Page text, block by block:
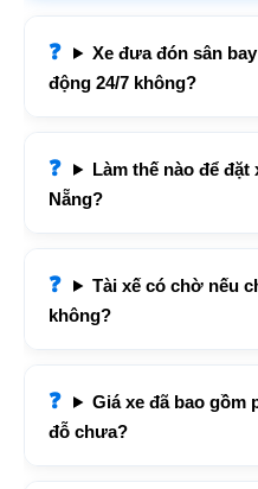
Xe đưa đón sân
động 24/7 không?
Làm thế nào để
Nẵng?
Tài xế có chờ nếu
không?
Giá xe đã bao gồm
đỗ chưa?